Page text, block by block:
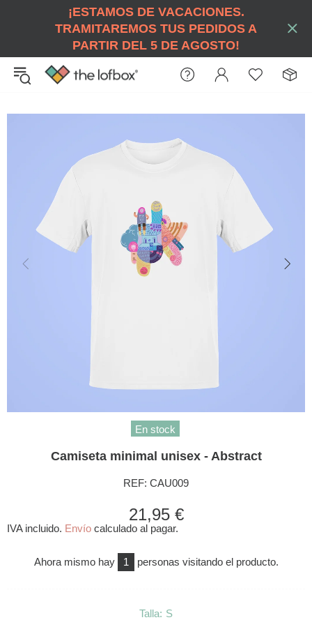
¡ESTAMOS DE VACACIONES.
TRAMITAREMOS TUS PEDIDOS A
PARTIR DEL 5 DE AGOSTO!
En stock
Camiseta minimal unisex - Abstract
REF: CAU009
21,95 €
IVA incluido. Envío calculado al pagar.
Ahora mismo hay 1 personas visitando el producto.
Talla: S